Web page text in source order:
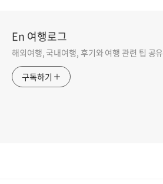
En 여행로그
해외여행, 국내여행, 후기와 여행 관련 팁 공유
구독하기